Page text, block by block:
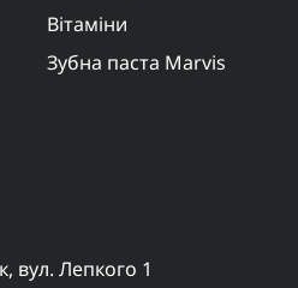
Вітаміни
Зубна паста Marvis
вул. Лепкого 1